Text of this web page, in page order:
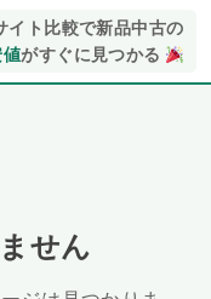
イト比較で新品中古の
値がすぐに見つかる
せん